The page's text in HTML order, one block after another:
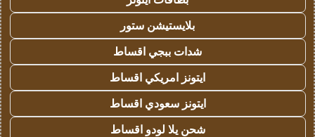
بلايستيشن ستور
شدات ببجي اقساط
ايتونز امريكي اقساط
ايتونز سعودي اقساط
شحن يلا لودو اقساط